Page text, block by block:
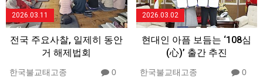
2026.03.11
전국 주요사찰, 일제히 동안
거 해제법회
한국불교태고종 0
2026.03.02
현대인 아픔 보듬는 ‘108심
(心)’ 출간 추진
한국불교태고종 0